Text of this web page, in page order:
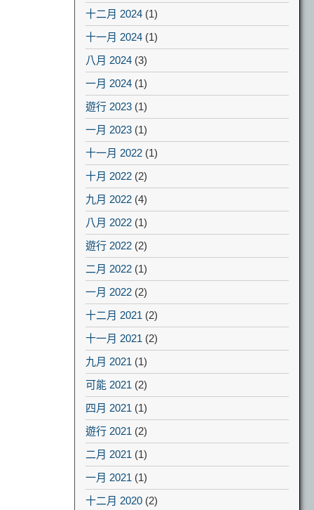
十二月 2024 (1)
十一月 2024 (1)
八月 2024 (3)
一月 2024 (1)
遊行 2023 (1)
一月 2023 (1)
十一月 2022 (1)
十月 2022 (2)
九月 2022 (4)
八月 2022 (1)
遊行 2022 (2)
二月 2022 (1)
一月 2022 (2)
十二月 2021 (2)
十一月 2021 (2)
九月 2021 (1)
可能 2021 (2)
四月 2021 (1)
遊行 2021 (2)
二月 2021 (1)
一月 2021 (1)
十二月 2020 (2)